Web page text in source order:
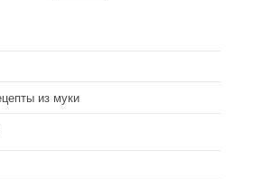
из муки